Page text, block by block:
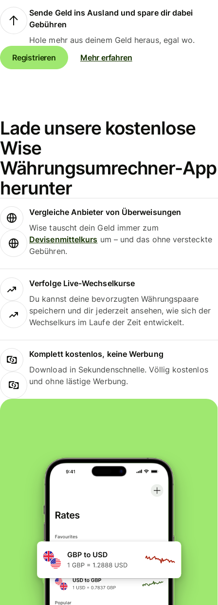
Sende Geld ins Ausland und spare dir dabei
Gebühren
Hole mehr aus deinem Geld heraus, egal wo.
Registrieren
Mehr erfahren
Lade unsere kostenlose
Wise
Währungsumrechner-App
herunter
Vergleiche Anbieter von Überweisungen
Wise tauscht dein Geld immer zum
Devisenmittelkurs um – und das ohne versteckte
Gebühren.
Verfolge Live-Wechselkurse
Du kannst deine bevorzugten Währungspaare
speichern und dir jederzeit ansehen, wie sich der
Wechselkurs im Laufe der Zeit entwickelt.
Komplett kostenlos, keine Werbung
Download in Sekundenschnelle. Völlig kostenlos
und ohne lästige Werbung.